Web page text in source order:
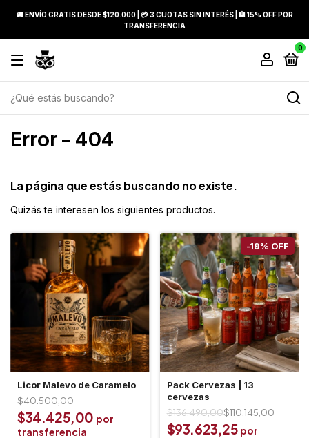
🚚 ENVÍO GRATIS DESDE $120.000 | 💳 3 CUOTAS SIN INTERÉS | 🏦 15% OFF POR
TRANSFERENCIA
0
Error - 404
La página que estás buscando no existe.
Quizás te interesen los siguientes productos.
Licor Malevo de Caramelo
$40.500,00
$34.425,00
Pack Cervezas | 13
cervezas
-19% OFF
$110.145,00
$136.490,00
$93.623,25